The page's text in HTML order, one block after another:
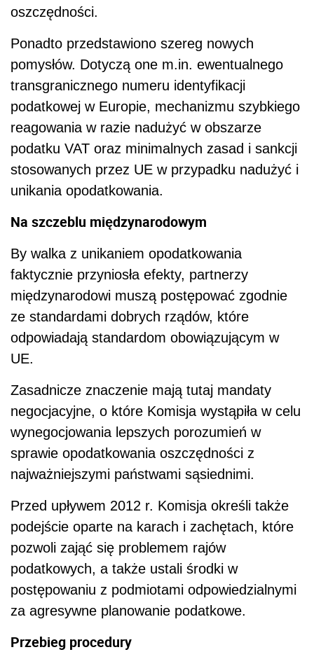
oszczędności.
Ponadto przedstawiono szereg nowych
pomysłów. Dotyczą one m.in. ewentualnego
transgranicznego numeru identyfikacji
podatkowej w Europie, mechanizmu szybkiego
reagowania w razie nadużyć w obszarze
podatku VAT oraz minimalnych zasad i sankcji
stosowanych przez UE w przypadku nadużyć i
unikania opodatkowania.
Na szczeblu międzynarodowym
By walka z unikaniem opodatkowania
faktycznie przyniosła efekty, partnerzy
międzynarodowi muszą postępować zgodnie
ze standardami dobrych rządów, które
odpowiadają standardom obowiązującym w
UE.
Zasadnicze znaczenie mają tutaj mandaty
negocjacyjne, o które Komisja wystąpiła w celu
wynegocjowania lepszych porozumień w
sprawie opodatkowania oszczędności z
najważniejszymi państwami sąsiednimi.
Przed upływem 2012 r. Komisja określi także
podejście oparte na karach i zachętach, które
pozwoli zająć się problemem rajów
podatkowych, a także ustali środki w
postępowaniu z podmiotami odpowiedzialnymi
za agresywne planowanie podatkowe.
Przebieg procedury